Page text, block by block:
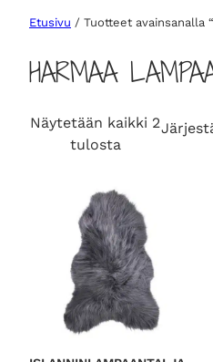
Etusivu / Tuotteet avainsanalla
HARMAA
Näytetään kaikki 2
tulostaS
t
e
d
b
y
l